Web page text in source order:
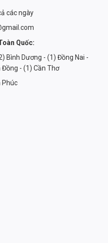
các ngày
Quốc:
Bình Dương - (1) Đồng Nai -
Đồng - (1) Cần Thơ
Phúc